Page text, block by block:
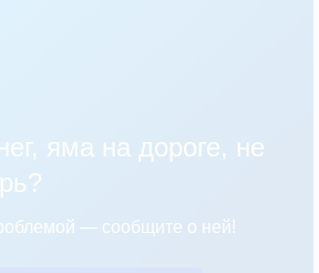
яма на дороге, не
— сообщите о ней!